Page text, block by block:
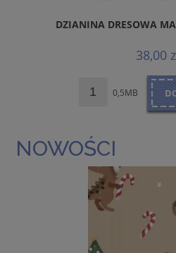
DZIANINA DRESOWA
38,00
0,5MB
NOWOŚCI